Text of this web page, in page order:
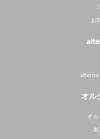
お
alterna
オル
オ
本